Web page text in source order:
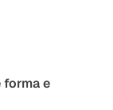
forma e